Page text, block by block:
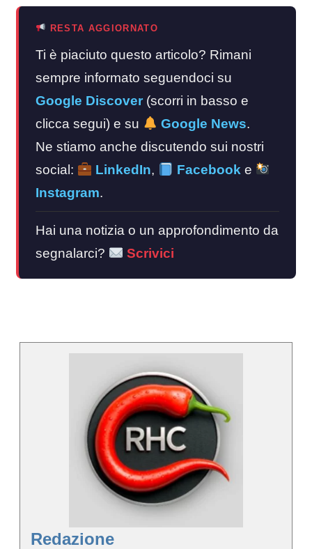
RESTA AGGIORNATO
Ti è piaciuto questo articolo? Rimani
sempre informato seguendoci su
Google Discover (scorri in basso e
clicca segui) e su
Google News.
Ne stiamo anche discutendo sui nostri
social:
LinkedIn, Facebook e
Instagram.
Hai una notizia o un approfondimento da
segnalarci?
Scrivici
Redazione